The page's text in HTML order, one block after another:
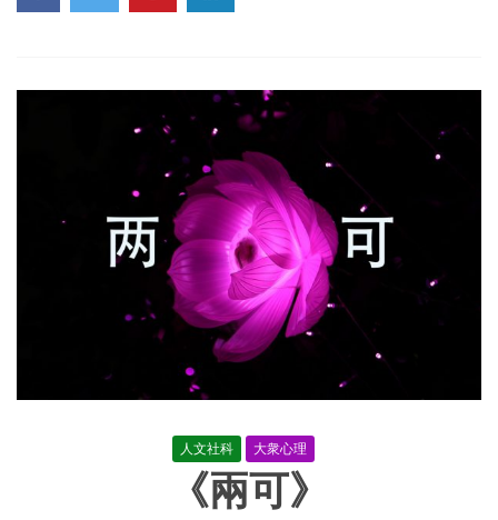
摘)
人文社科 大衆心理
《兩可》